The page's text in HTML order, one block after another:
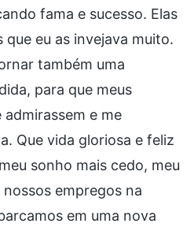
fama e sucesso. Elas
eu as invejava muito.
também uma
para que meus
e me
Que vida gloriosa e feliz
sonho mais cedo, meu
empregos na
em uma nova